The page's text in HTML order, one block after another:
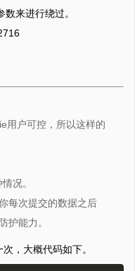
来进行绕过。
用户可控，所以这样的
况。
每次提交的数据之后
护能力。
，大概代码如下。